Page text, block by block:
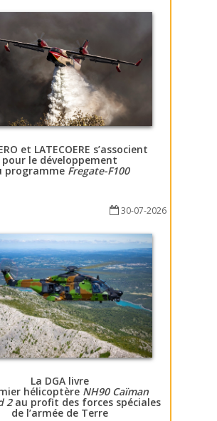
et LATECOERE s’associent
pour le développement
programme Fregate-F100
30-07-2026
La DGA livre
hélicoptère NH90 Caïman
2au profit des forces spéciales
de l’armée de Terre